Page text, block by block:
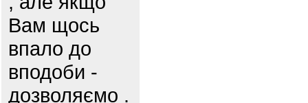
Вам щось
впало до
вподоби -
дозволяємо .